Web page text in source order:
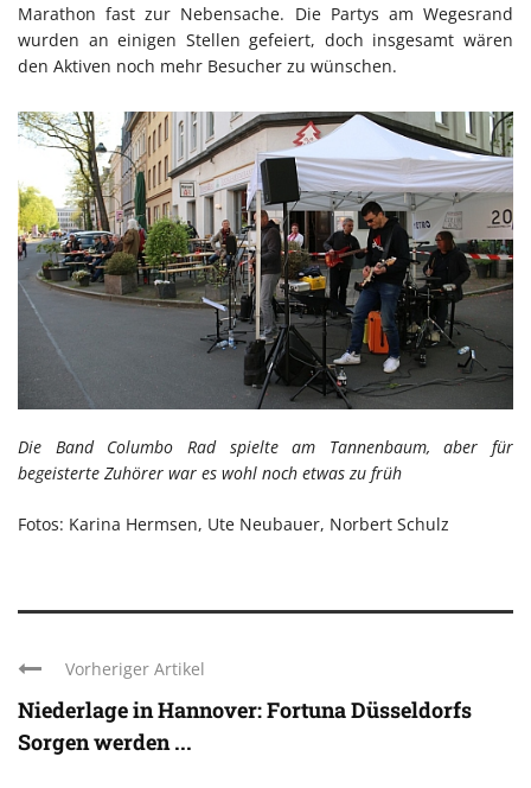
Marathon fast zur Nebensache. Die Partys am Wegesrand
wurden an einigen Stellen gefeiert, doch insgesamt wären
den Aktiven noch mehr Besucher zu wünschen.
Die Band Columbo Rad spielte am Tannenbaum, aber für
begeisterte Zuhörer war es wohl noch etwas zu früh
Fotos: Karina Hermsen, Ute Neubauer, Norbert Schulz
Vorheriger Artikel
Niederlage in Hannover: Fortuna Düsseldorfs
Sorgen werden ...